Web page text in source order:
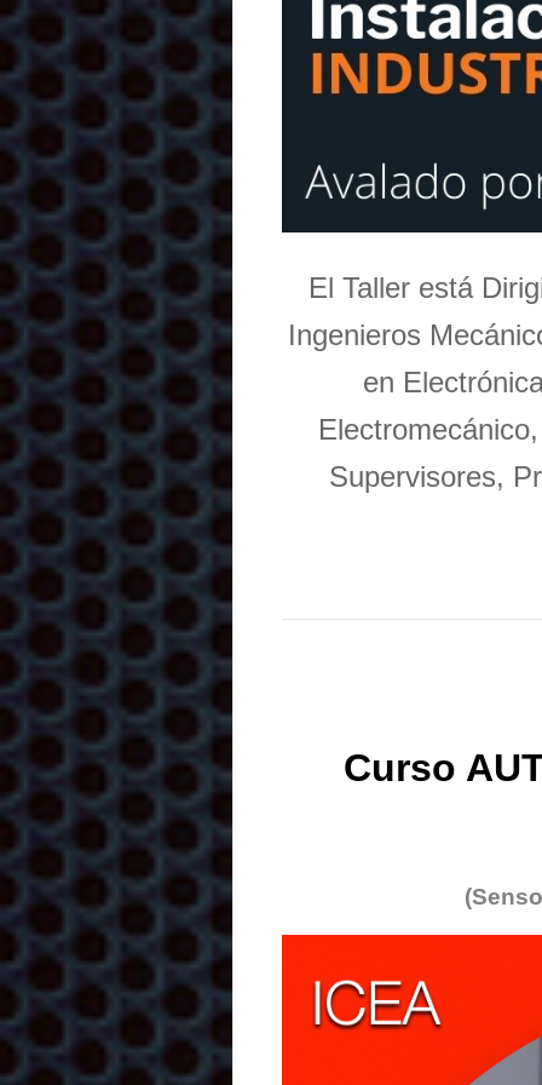
El Taller está
Ingenieros
en
Supervisores,
Curso